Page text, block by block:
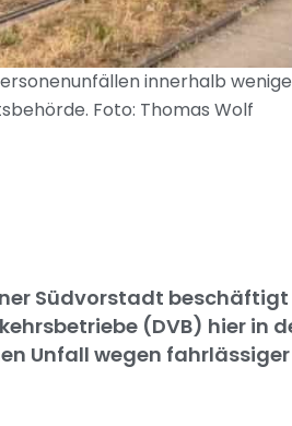
innerhalb
Foto: Thomas Wolf
Südvorstadt
(DVB) hier in
Unfall wegen